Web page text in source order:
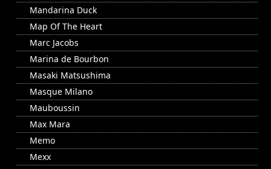
Mandarina Duck
Map Of The Heart
Marc Jacobs
Marina de Bourbon
Masaki Matsushima
Masque Milano
Mauboussin
Max Mara
Memo
Mexx